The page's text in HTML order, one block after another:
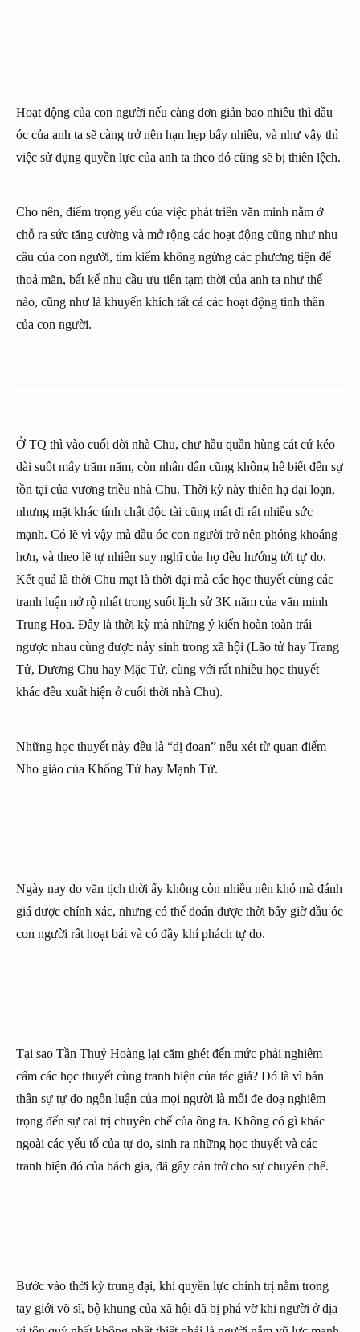
Hoạt động của con người nếu càng đơn giản bao nhiêu thì đầu
óc của anh ta sẽ càng trở nên hạn hẹp bấy nhiêu, và như vậy thì
việc sử dụng quyền lực của anh ta theo đó cũng sẽ bị thiên lệch.
Cho nên, điểm trọng yếu của việc phát triển văn minh nằm ở
chỗ ra sức tăng cường và mở rộng các hoạt động cũng như nhu
cầu của con người, tìm kiếm không ngừng các phương tiện để
thoả mãn, bất kể nhu cầu ưu tiên tạm thời của anh ta như thế
nào, cũng như là khuyến khích tất cả các hoạt động tinh thần
của con người.
Ở TQ thì vào cuối đời nhà Chu, chư hầu quần hùng cát cứ kéo
dài suốt mấy trăm năm, còn nhân dân cũng không hề biết đến sự
tồn tại của vương triều nhà Chu. Thời kỳ này thiên hạ đại loạn,
nhưng mặt khác tính chất độc tài cũng mất đi rất nhiều sức
mạnh. Có lẽ vì vậy mà đầu óc con người trở nên phóng khoáng
hơn, và theo lẽ tự nhiên suy nghĩ của họ đều hướng tới tự do.
Kết quả là thời Chu mạt là thời đại mà các học thuyết cùng các
tranh luận nở rộ nhất trong suốt lịch sử 3K năm của văn minh
Trung Hoa. Đây là thời kỳ mà những ý kiến hoàn toàn trái
ngược nhau cùng được nảy sinh trong xã hội (Lão tử hay Trang
Tử, Dương Chu hay Mặc Tử, cùng với rất nhiều học thuyết
khác đều xuất hiện ở cuối thời nhà Chu).
Những học thuyết này đều là “dị đoan” nếu xét từ quan điểm
Nho giáo của Khổng Tử hay Mạnh Tử.
Ngày nay do văn tịch thời ấy không còn nhiều nên khó mà đánh
giá được chính xác, nhưng có thể đoán được thời bấy giờ đầu óc
con người rất hoạt bát và có đầy khí phách tự do.
Tại sao Tần Thuỷ Hoàng lại căm ghét đến mức phải nghiêm
cấm các học thuyết cùng tranh biện của tác giả? Đó là vì bản
thân sự tự do ngôn luận của mọi người là mối đe doạ nghiêm
trọng đến sự cai trị chuyên chế của ông ta. Không có gì khác
ngoài các yếu tố của tự do, sinh ra những học thuyết và các
tranh biện đó của bách gia, đã gây cản trở cho sự chuyên chế.
Bước vào thời kỳ trung đại, khi quyền lực chính trị nằm trong
tay giới võ sĩ, bộ khung của xã hội đã bị phá vỡ khi người ở địa